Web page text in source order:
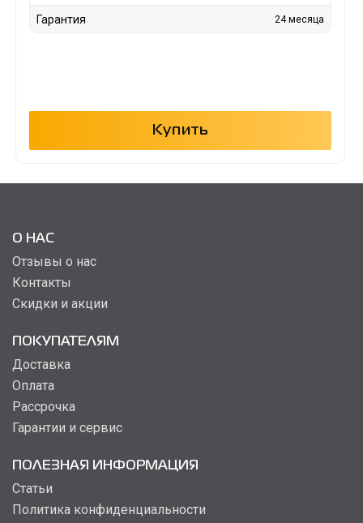
Гарантия 24 месяца
Купить
О НАС
Отзывы о нас
Контакты
Скидки и акции
ПОКУПАТЕЛЯМ
Доставка
Оплата
Рассрочка
Гарантии и сервис
ПОЛЕЗНАЯ ИНФОРМАЦИЯ
Статьи
Политика конфиденциальности